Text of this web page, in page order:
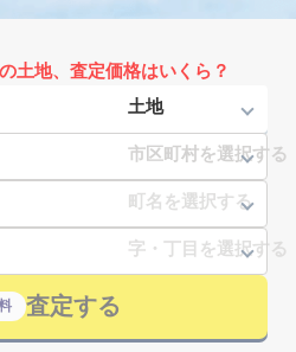
土地、査定価格はいくら？
査定する